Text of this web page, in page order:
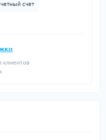
счет
клиентов